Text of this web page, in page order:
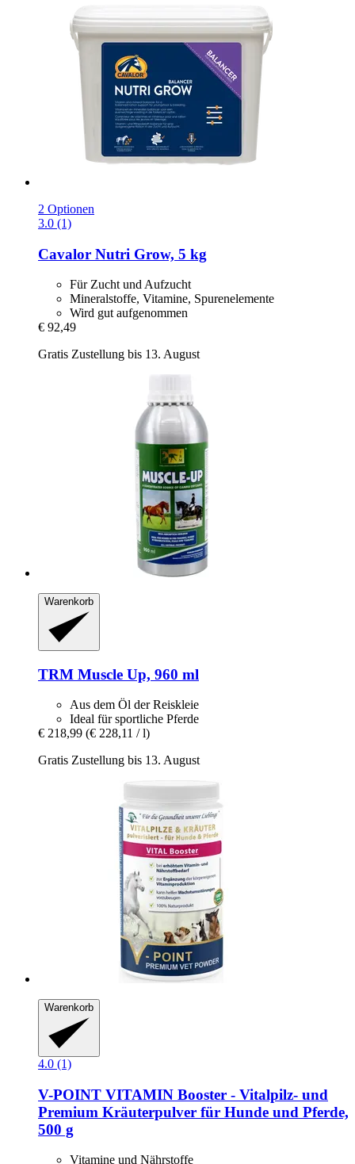
2 Optionen
3.0 (1)
Cavalor Nutri Grow, 5 kg
Für Zucht und Aufzucht
Mineralstoffe, Vitamine, Spurenelemente
Wird gut aufgenommen
€ 92,49
Gratis Zustellung bis 13. August
Warenkorb
TRM Muscle Up, 960 ml
Aus dem Öl der Reiskleie
Ideal für sportliche Pferde
€ 218,99 (€ 228,11 / l)
Gratis Zustellung bis 13. August
Warenkorb
4.0 (1)
V-POINT VITAMIN Booster -​ Vitalpilz-​ und
Premium Kräuterpulver für Hunde und Pferde,
500 g
Vitamine und Nährstoffe